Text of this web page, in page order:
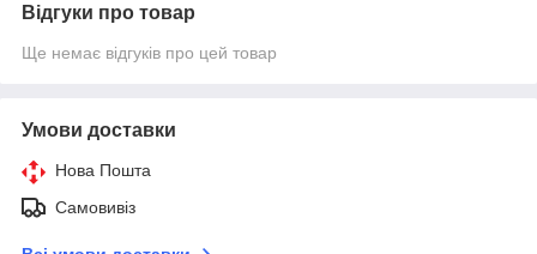
Відгуки про товар
Ще немає відгуків про цей товар
Умови доставки
Нова Пошта
Самовивіз